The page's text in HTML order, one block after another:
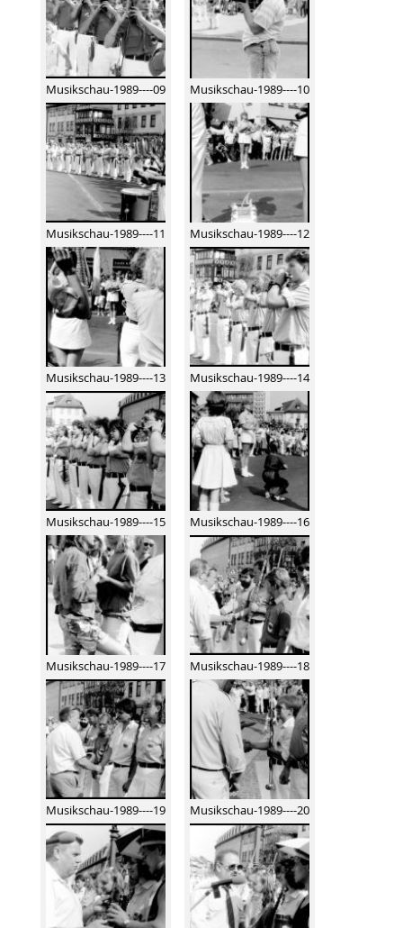
Musikschau-1989----09 Musikschau-1989----10
Musikschau-1989----11 Musikschau-1989----12
Musikschau-1989----13 Musikschau-1989----14
Musikschau-1989----15 Musikschau-1989----16
Musikschau-1989----17 Musikschau-1989----18
Musikschau-1989----19 Musikschau-1989----20